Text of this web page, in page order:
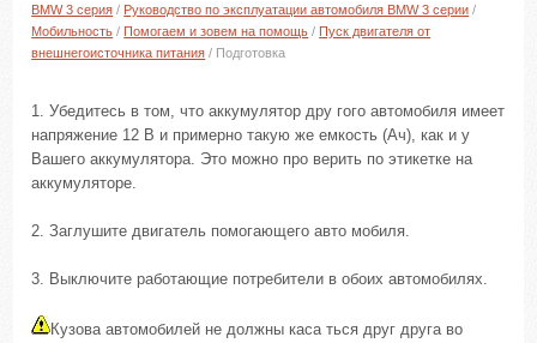
BMW 3 серия / Руководство по эксплуатации автомобиля BMW 3 серии /
Мобильность / Помогаем и зовем на помощь / Пуск двигателя от
внешнегоисточника питания / Подготовка
1. Убедитесь в том, что аккумулятор дру гого автомобиля имеет
напряжение 12 В и примерно такую же емкость (Ач), как и у
Вашего аккумулятора. Это можно про верить по этикетке на
аккумуляторе.
2. Заглушите двигатель помогающего авто мобиля.
3. Выключите работающие потребители в обоих автомобилях.
Кузова автомобилей не должны каса ться друг друга во